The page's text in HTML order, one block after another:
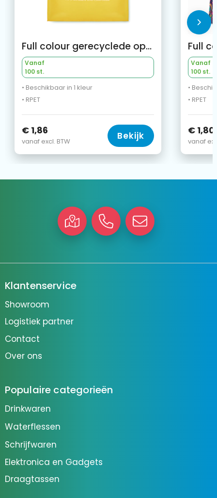
Full colour gerecyclede opvouwbare tas met binnenvak
Vanaf
100 st.
• Beschikbaar in 1 kleur
• RPET
€ 1,86
vanaf excl. BTW Bekijk
Vanaf
100 st.
•
• RPET
€ 1,80
vanaf
Klantenservice
Showroom
Logistiek partner
Contact
Over ons
Populaire categorieën
Drinkwaren
Waterflessen
Schrijfwaren
Elektronica en Gadgets
Draagtassen